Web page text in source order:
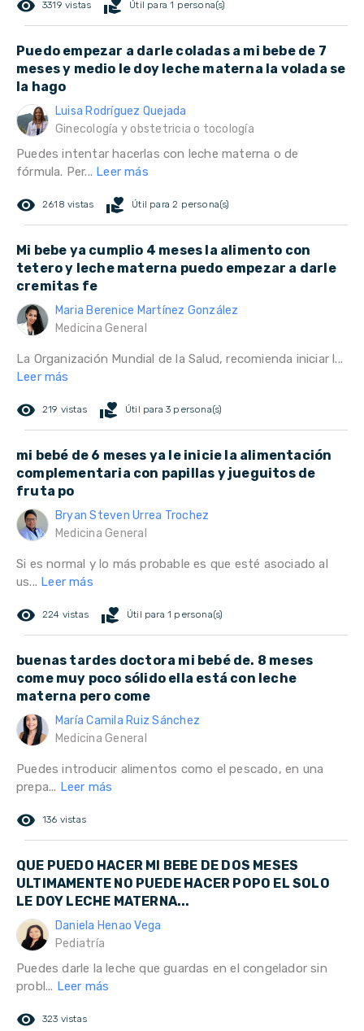
remove_red_eye 3319 vistas volunteer_activism Útil para 1 persona(s)
Puedo empezar a darle coladas a mi bebe de 7
meses y medio le doy leche materna la volada se
la hago
Luisa Rodríguez Quejada
Ginecología y obstetricia o tocología
Puedes intentar hacerlas con leche materna o de
fórmula. Per... Leer más
remove_red_eye 2618 vistas volunteer_activism Útil para 2 persona(s)
Mi bebe ya cumplio 4 meses la alimento con
tetero y leche materna puedo empezar a darle
cremitas fe
Maria Berenice Martínez González
Medicina General
La Organización Mundial de la Salud, recomienda iniciar l...
Leer más
remove_red_eye 219 vistas volunteer_activism Útil para 3 persona(s)
mi bebé de 6 meses ya le inicie la alimentación
complementaria con papillas y jueguitos de
fruta po
Bryan Steven Urrea Trochez
Medicina General
Si es normal y lo más probable es que esté asociado al
us... Leer más
remove_red_eye 224 vistas volunteer_activism Útil para 1 persona(s)
buenas tardes doctora mi bebé de. 8 meses
come muy poco sólido ella está con leche
materna pero come
María Camila Ruiz Sánchez
Medicina General
Puedes introducir alimentos como el pescado, en una
prepa... Leer más
remove_red_eye 136 vistas
QUE PUEDO HACER MI BEBE DE DOS MESES
ULTIMAMENTE NO PUEDE HACER POPO EL SOLO
LE DOY LECHE MATERNA...
Daniela Henao Vega
Pediatría
Puedes darle la leche que guardas en el congelador sin
probl... Leer más
remove_red_eye 323 vistas